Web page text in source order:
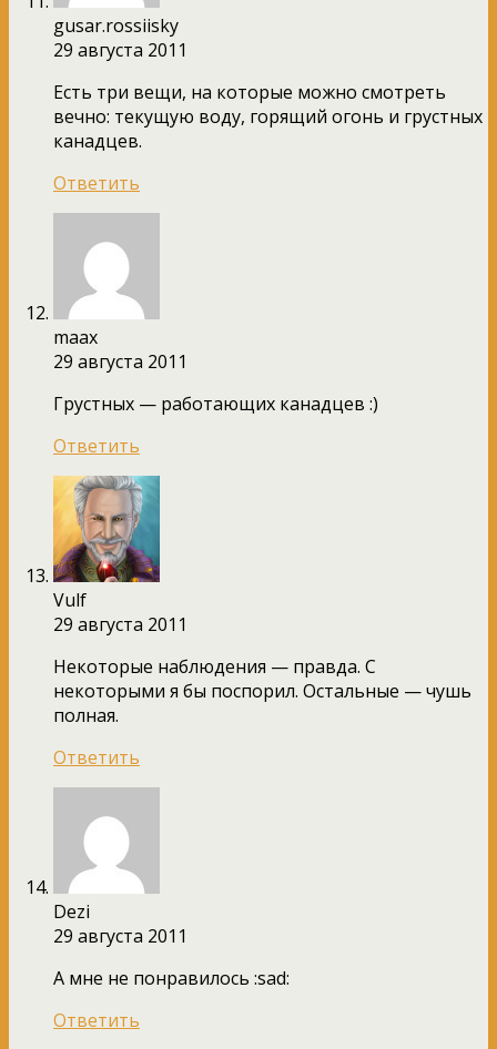
gusar.rossiisky
29 августа 2011
Есть три вещи, на которые можно смотреть
вечно: текущую воду, горящий огонь и грустных
канадцев.
Ответить
maax
29 августа 2011
Грустных — работающих канадцев :)
Ответить
Vulf
29 августа 2011
Некоторые наблюдения — правда. С
некоторыми я бы поспорил. Остальные — чушь
полная.
Ответить
Dezi
29 августа 2011
А мне не понравилось :sad:
Ответить